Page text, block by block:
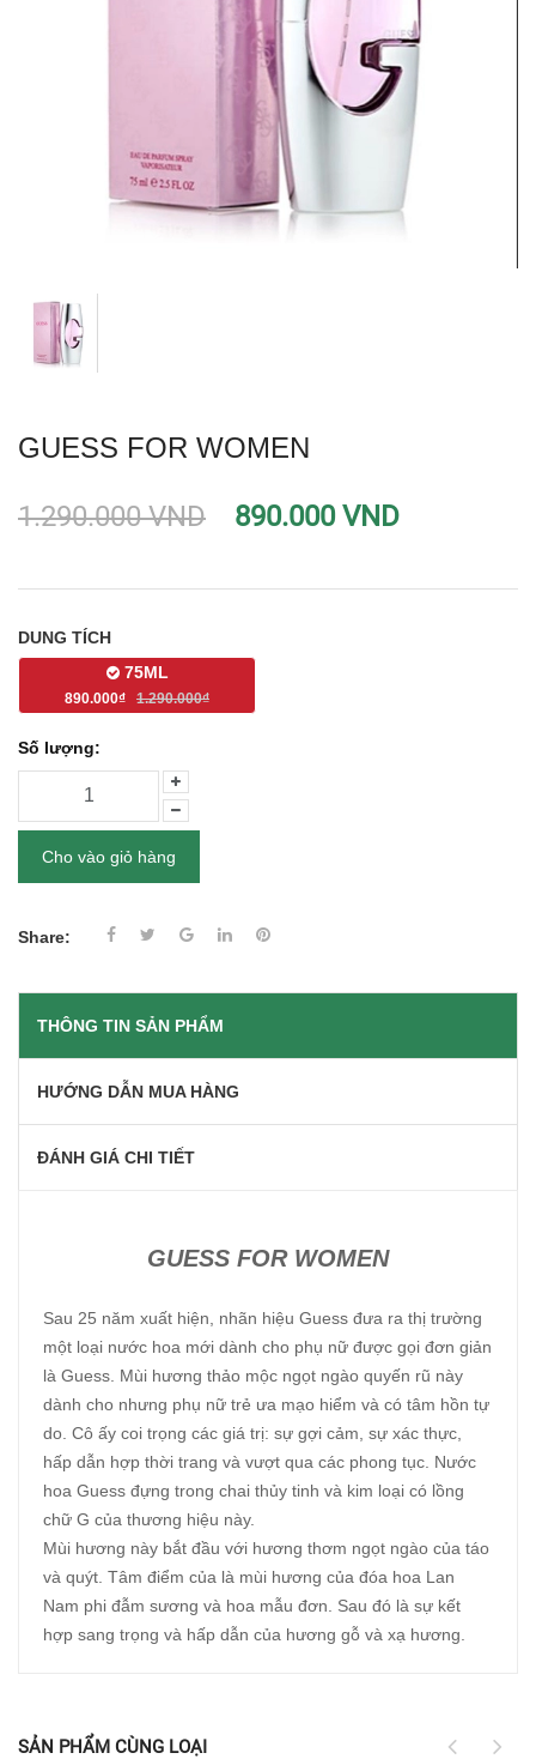
GUESS FOR WOMEN
1.290.000 VND 890.000 VND
DUNG TÍCH
75ML
890.000₫ 1.290.000₫
Số lượng:
Cho vào giỏ hàng
Share:
THÔNG TIN SẢN PHẨM
HƯỚNG DẪN MUA HÀNG
ĐÁNH GIÁ CHI TIẾT
GUESS FOR WOMEN
Sau 25 năm xuất hiện, nhãn hiệu Guess đưa ra thị trường
một loại nước hoa mới dành cho phụ nữ được gọi đơn giản
là Guess. Mùi hương thảo mộc ngọt ngào quyến rũ này
dành cho nhưng phụ nữ trẻ ưa mạo hiểm và có tâm hồn tự
do. Cô ấy coi trọng các giá trị: sự gợi cảm, sự xác thực,
hấp dẫn hợp thời trang và vượt qua các phong tục. Nước
hoa Guess đựng trong chai thủy tinh và kim loại có lồng
chữ G của thương hiệu này.
Mùi hương này bắt đầu với hương thơm ngọt ngào của táo
và quýt. Tâm điểm của là mùi hương của đóa hoa Lan
Nam phi đẫm sương và hoa mẫu đơn. Sau đó là sự kết
hợp sang trọng và hấp dẫn của hương gỗ và xạ hương.
SẢN PHẨM CÙNG LOẠI